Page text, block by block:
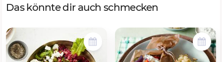
Das könnte dir auch schmecken